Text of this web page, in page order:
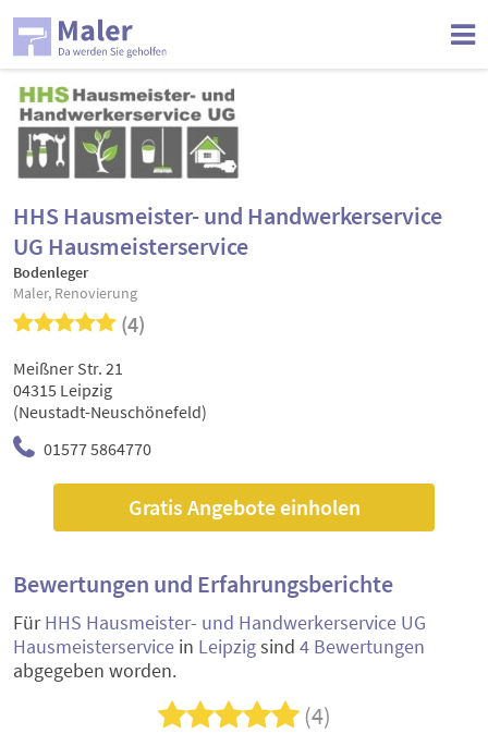
HHS Hausmeister- und Handwerkerservice
UG Hausmeisterservice
Bodenleger
Maler, Renovierung
(4)
01577 5864770
Meißner Str. 21
04315 Leipzig
(Neustadt-Neuschönefeld)
Gratis Angebote einholen
Bewertungen und Erfahrungsberichte
FürHHS Hausmeister- und Handwerkerservice UG
Hausmeisterservice in Leipzigsind 4 Bewertungen
abgegeben worden.
(4)